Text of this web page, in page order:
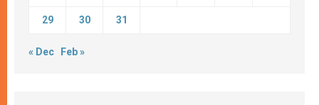
29 30 31
« Dec Feb »